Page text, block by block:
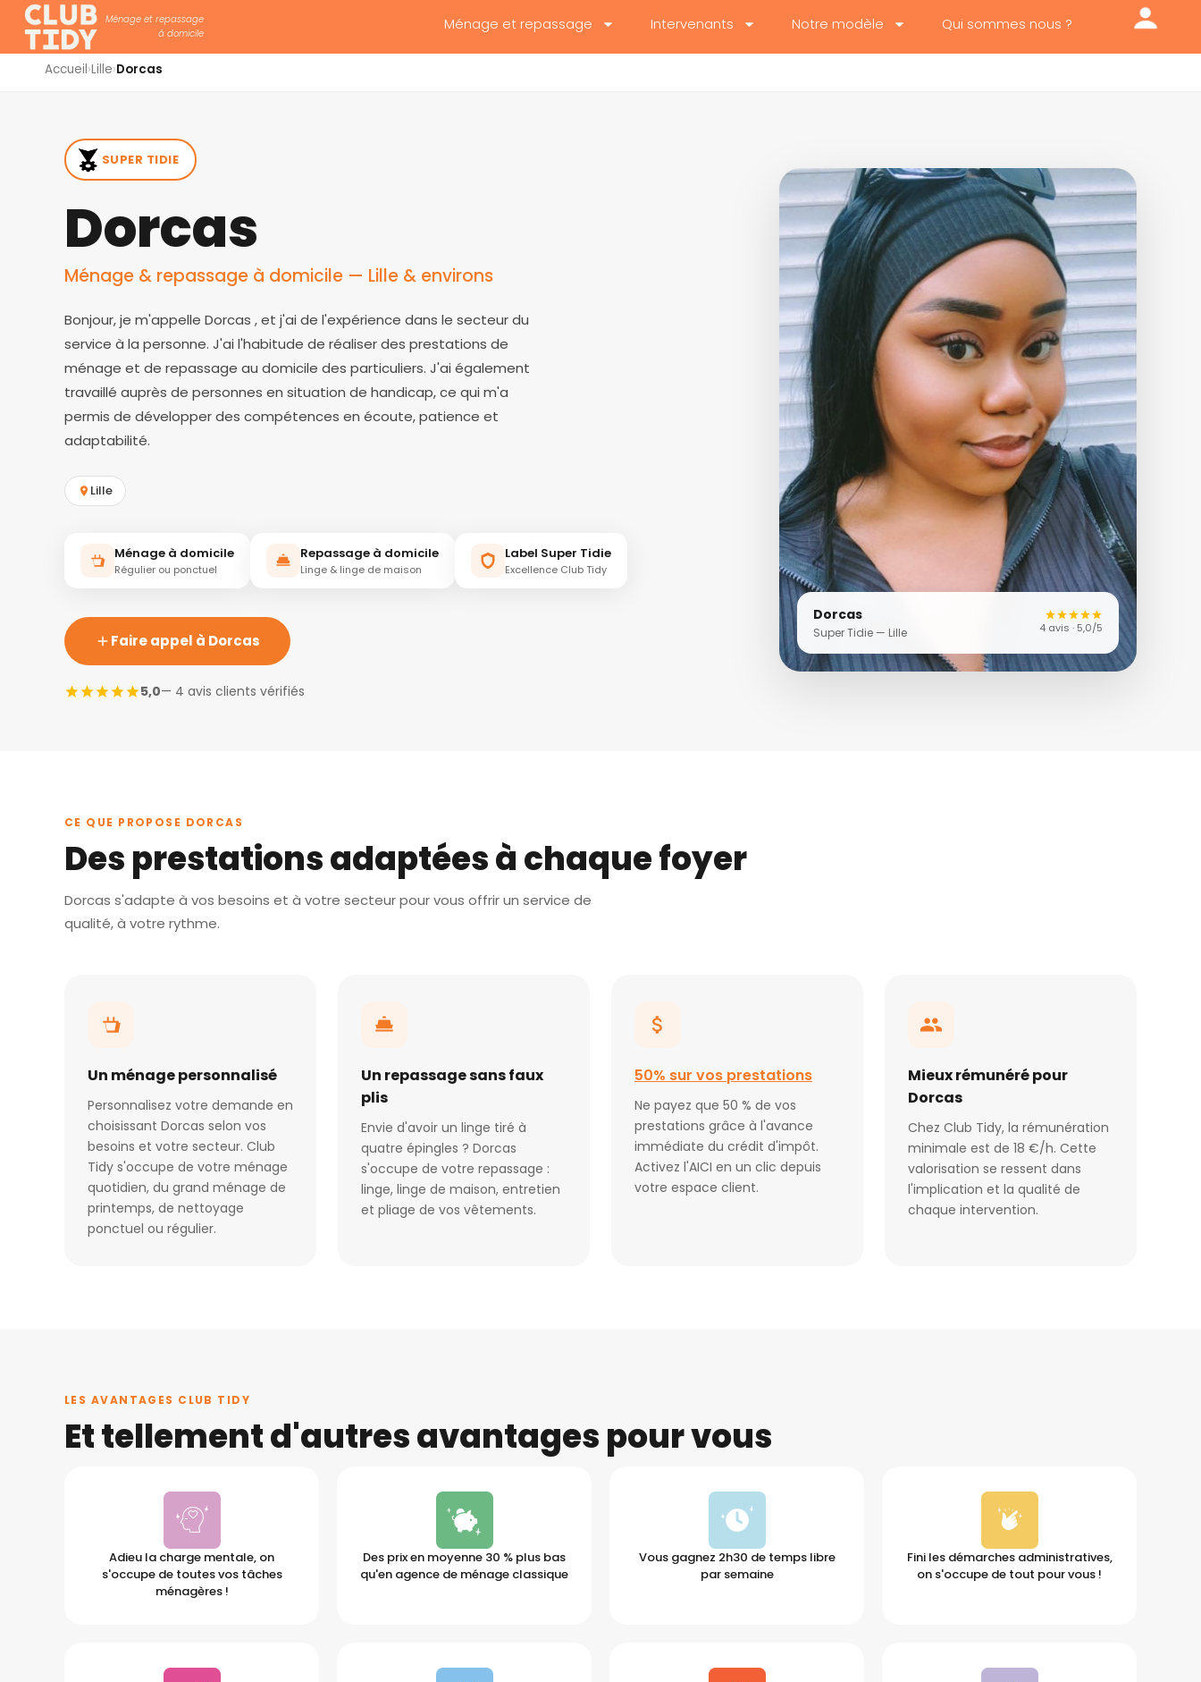
Ménage et repassage
à domicile
Ménage et repassage Intervenants Notre modèle Qui sommes nous ?
Accueil›Lille›Dorcas
SUPER TIDIE
Dorcas
Ménage & repassage à domicile — Lille & environs
Bonjour, je m'appelle Dorcas , et j'ai de l'expérience dans le secteur du
service à la personne. J'ai l'habitude de réaliser des prestations de
ménage et de repassage au domicile des particuliers. J'ai également
travaillé auprès de personnes en situation de handicap, ce qui m'a
permis de développer des compétences en écoute, patience et
adaptabilité.
Lille
Ménage à domicile
Régulier ou ponctuel
Repassage à domicile
Linge & linge de maison
Label Super Tidie
Excellence Club Tidy
Faire appel à Dorcas
5,0— 4 avis clients vérifiés
Dorcas
Super Tidie — Lille 4 avis · 5,0/5
CE QUE PROPOSE DORCAS
Des prestations adaptées à chaque foyer
Dorcas s'adapte à vos besoins et à votre secteur pour vous offrir un service de
qualité, à votre rythme.
Un ménage personnalisé
Personnalisez votre demande en
choisissant Dorcas selon vos
besoins et votre secteur. Club
Tidy s'occupe de votre ménage
quotidien, du grand ménage de
printemps, de nettoyage
ponctuel ou régulier.
Un repassage sans faux
plis
Envie d'avoir un linge tiré à
quatre épingles ? Dorcas
s'occupe de votre repassage :
linge, linge de maison, entretien
et pliage de vos vêtements.
50% sur vos prestations
Ne payez que 50 % de vos
prestations grâce à l'avance
immédiate du crédit d'impôt.
Activez l'AICI en un clic depuis
votre espace client.
Mieux rémunéré pour
Dorcas
Chez Club Tidy, la rémunération
minimale est de 18 €/h. Cette
valorisation se ressent dans
l'implication et la qualité de
chaque intervention.
LES AVANTAGES CLUB TIDY
Et tellement d'autres avantages pour vous
Adieu la charge mentale, on
s'occupe de toutes vos tâches
ménagères !
Des prix en moyenne 30 % plus bas
qu'en agence de ménage classique
Vous gagnez 2h30 de temps libre
par semaine
Fini les démarches administratives,
on s'occupe de tout pour vous !